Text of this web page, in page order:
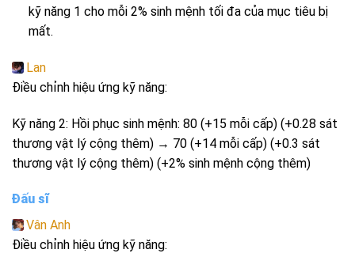
kỹ năng 1 cho mỗi 2% sinh mệnh tối đa của mục tiêu bị
mất.
Lan
Điều chỉnh hiệu ứng kỹ năng:
Kỹ năng 2: Hồi phục sinh mệnh: 80 (+15 mỗi cấp) (+0.28 sát
thương vật lý cộng thêm) → 70 (+14 mỗi cấp) (+0.3 sát
thương vật lý cộng thêm) (+2% sinh mệnh cộng thêm)
Đấu sĩ
Vân Anh
Điều chỉnh hiệu ứng kỹ năng: